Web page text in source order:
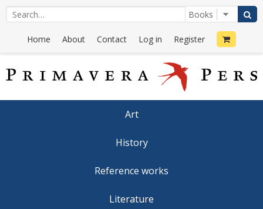
Home About Contact Log in Register
Art
History
Reference works
Literature